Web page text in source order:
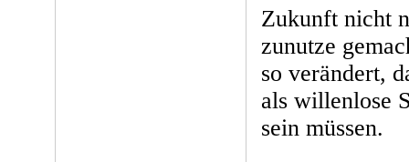
Zukunft nicht
zunutze
so verändert,
als willenlose
sein müssen.